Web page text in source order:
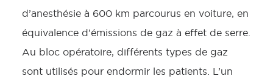
d’anesthésie à 600 km parcourus en voiture, en
équivalence d’émissions de gaz à effet de serre.
Au bloc opératoire, différents types de gaz
sont utilisés pour endormir les patients. L’un